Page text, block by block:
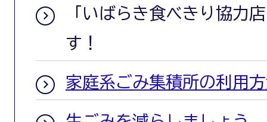
「いばらき食べきり協力
す！
家庭系ごみ集積所の利用